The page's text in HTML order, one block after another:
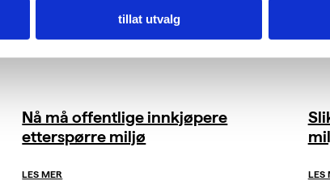
tillat utvalg
Nå må offentlige innkjøpere
etterspørre miljø
LES MER LES